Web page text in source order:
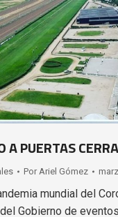
A PUERTAS
Por Ariel Gómez
mundial del
Gobierno de